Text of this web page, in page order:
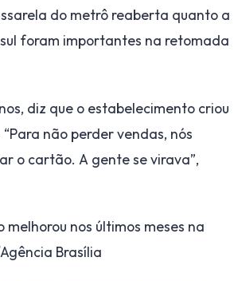
do metrô reaberta quanto a
foram importantes na retomada
diz que o estabelecimento criou
não perder vendas, nós
o cartão. A gente se virava”,
nos últimos meses na
Brasília